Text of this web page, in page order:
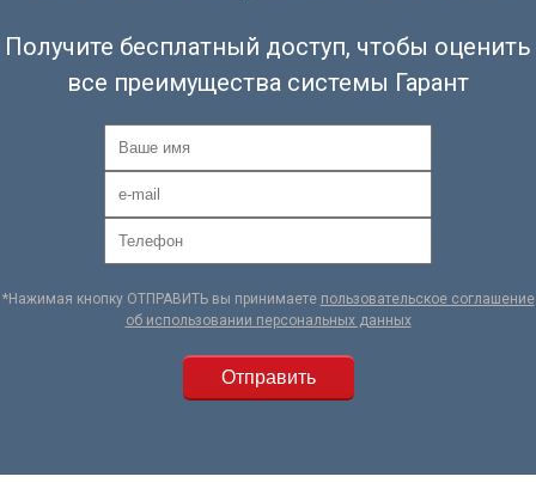
Получите бесплатный доступ, чтобы оценить
все преимущества системы Гарант
*Нажимая кнопку ОТПРАВИТЬ вы принимаете пользовательское соглашение
об использовании персональных данных